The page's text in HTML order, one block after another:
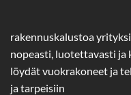
rakennuskalustoa
nopeasti, luotettavasti
löydät vuokrakoneet ja
ja tarpeisiin